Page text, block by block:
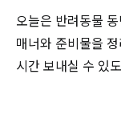
오늘은 반려동물
매너와 준비물을
시간 보내실 수 있